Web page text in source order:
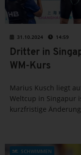
31.10.2024 14:59
Dritter in
WM-Kurs
Marius Kusch liegt
Weltcup in Singapur
kurzfristige
SCHWIMMEN